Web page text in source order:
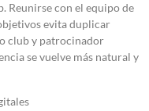
Reunirse con el equipo de
evita duplicar
club y patrocinador
se vuelve más natural y